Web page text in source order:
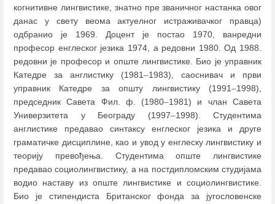
когнитивне лингвистике, знатно пре званичног настанка овог
данас у свету веома актуелног истраживачког правца)
одбранио је 1969. Доцент је постао 1970, ванредни
професор енглеског језика 1974, а редовни 1980. Од 1988.
редовни је професор и опште лингвистике. Био је управник
Катедре за англистику (1981–1983), саоснивач и први
управник Катедре за општу лингвистику (1991–1998),
председник Савета Фил. ф. (1980–1981) и члан Савета
Универзитета у Београду (1997–1998). Студентима
англистике предавао синтаксу енглеског језика и друге
граматичке дисциплине, као и увод у енглеску лингвистику и
теорију превођења. Студентима опште лингвистике
предавао социолингвистику, а на постдипломским студијама
водио наставу из опште лингвистике и социолингвистике.
Био је стипендиста Британског фонда за југословенске